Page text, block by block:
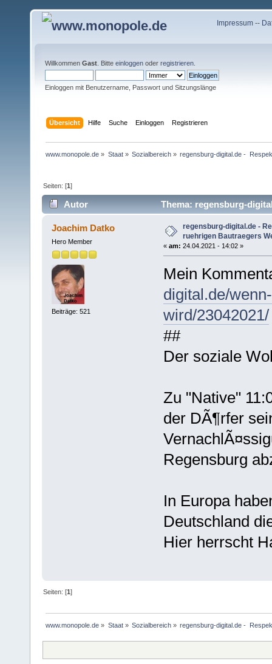
Impressum--
Willkommen Gast . Bitte einloggen oder registrieren
Einloggen mit Benutzername, Passwort und Sitzungslänge
Übersicht Hilfe Suche Einloggen Registrieren
www.monopole.de » Staat» Sozialbereich» regensburg-digital.de -
Seiten: [1]
Autor
Thema: regensburg-
(Gelesen 6554 mal)
Joachim Datko
Hero Member
Beiträge: 521
regensburg-digital.de -
ruehrigen Bautraegers
« am: 24.04.2021 - 14:02 »
Mein
digital.de/
wird/23042021/
##
Der soziale
Zu "Native"
der DÃ¶rfer
Regensburg
In Europa
Deutschland
Hier herrscht
Seiten: [1]
www.monopole.de » Staat» Sozialbereich» regensburg-digital.de -